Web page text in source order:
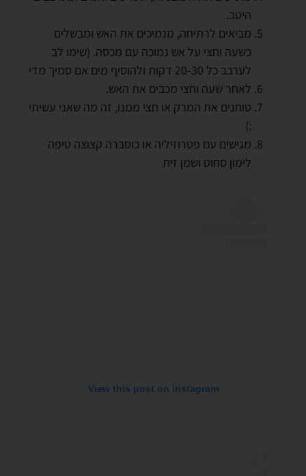
היטב.
מביאים לרתיחה, מנמיכים את האש ומבשלים
כשעה וחצי על אש נמוכה עם מכסה. (שימו לב
לערבב כל 20-30 דקות ולהוסיף מים אם סמיך מדי
לאחר שעה וחצי מכבים את האש.
טוחנים את המרק או חצי ממנו, זה מה שאני עשיתי
:)
מגישים עם פטרוזיליה או כוסברה קצוצה טיפה
לימון סחוט ושמן זית
View this post on Instagram